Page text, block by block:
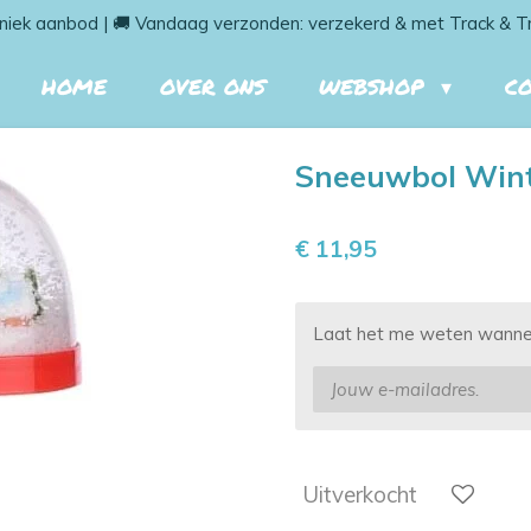
aanbod | 🚚 Vandaag verzonden: verzekerd & met Track &
HOME OVER ONS WEBSHOP
Sneeuwbol
€ 11,95
Laat het me weten
Uitverkocht